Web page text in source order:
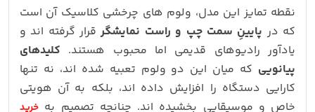
نقطه تمایز این مدل، ولوم‌ های چرخشی کلاسیک آن است
که در پایینِ سمت چپ و راست نمایشگرقرار گرفته‌ اند و
یادآور رادیوهای قدیمی اما محبوب هستند. کلیدهای
پیانویی که میان این دو ولوم تعبیه شده‌ اند، نه تنها
کارایی دستگاه را افزایش داده‌ اند، بلکه به آن هویتی
خاص و موسیقایی بخشیده‌ اند. چنانچه تصمیم به خرید